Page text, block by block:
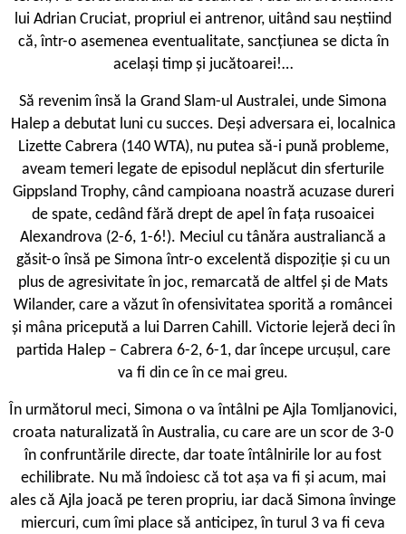
lui Adrian Cruciat, propriul ei antrenor, uitând sau neștiind
că, într-o asemenea eventualitate, sancțiunea se dicta în
același timp și jucătoarei!…
Să revenim însă la Grand Slam-ul Australei, unde Simona
Halep a debutat luni cu succes. Deși adversara ei, localnica
Lizette Cabrera (140 WTA), nu putea să-i pună probleme,
aveam temeri legate de episodul neplăcut din sferturile
Gippsland Trophy, când campioana noastră acuzase dureri
de spate, cedând fără drept de apel în fața rusoaicei
Alexandrova (2-6, 1-6!). Meciul cu tânăra australiancă a
găsit-o însă pe Simona într-o excelentă dispoziție și cu un
plus de agresivitate în joc, remarcată de altfel și de Mats
Wilander, care a văzut în ofensivitatea sporită a româncei
și mâna pricepută a lui Darren Cahill. Victorie lejeră deci în
partida Halep – Cabrera 6-2, 6-1, dar începe urcușul, care
va fi din ce în ce mai greu.
În următorul meci, Simona o va întâlni pe Ajla Tomljanovici,
croata naturalizată în Australia, cu care are un scor de 3-0
în confruntările directe, dar toate întâlnirile lor au fost
echilibrate. Nu mă îndoiesc că tot așa va fi și acum, mai
ales că Ajla joacă pe teren propriu, iar dacă Simona învinge
miercuri, cum îmi place să anticipez, în turul 3 va fi ceva